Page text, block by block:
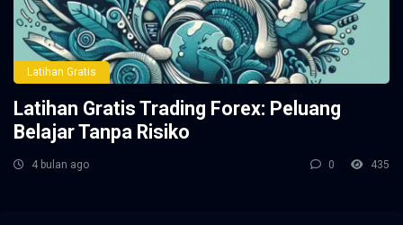
Latihan Gratis
Latihan Gratis Trading Forex: Peluang
Belajar Tanpa Risiko
4 bulan ago 0 435